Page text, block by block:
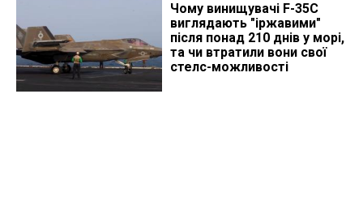
Чому винищувачі F-35C
виглядають "іржавими"
після понад 210 днів у морі,
та чи втратили вони свої
стелс-можливості